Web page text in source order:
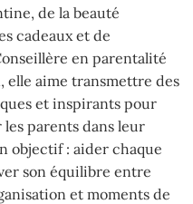
de la beauté
cadeaux et de
en parentalité
elle aime transmettre des
et inspirants pour
parents dans leur
objectif : aider chaque
son équilibre entre
et moments de